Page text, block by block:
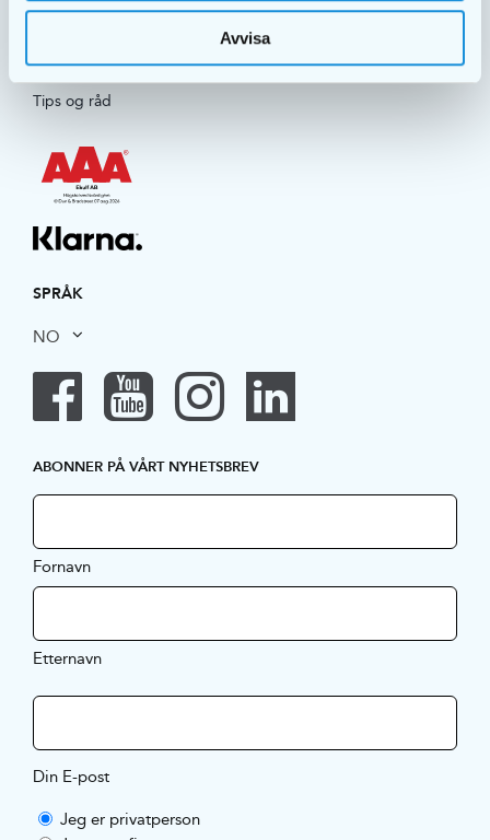
Avvisa
Holdbarhet
Tips og råd
SPRÅK
NO
ABONNER PÅ VÅRT NYHETSBREV
Fornavn
Etternavn
Din E-post
Jeg er privatperson